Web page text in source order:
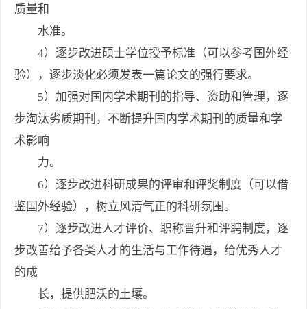
质量和
水准。
4）逐步改进硕士学位授予标准（可以参考国外经
验），逐步淡化必须发表一篇论文的强行要求。
5）加强对国内学术期刊的指导、资助和管理，逐
步淘汰劣质期刊，不断提升国内学术期刊的质量和学
术影响
力。
6）逐步改进科研成果的评审和评奖制度（可以借
鉴国外经验），树立风清气正的科研氛围。
7）逐步改进人才评价、职称晋升和评聘制度，逐
步改善给予各类人才的生活与工作待遇，给优秀人才
的成
长，提供肥沃的土壤。